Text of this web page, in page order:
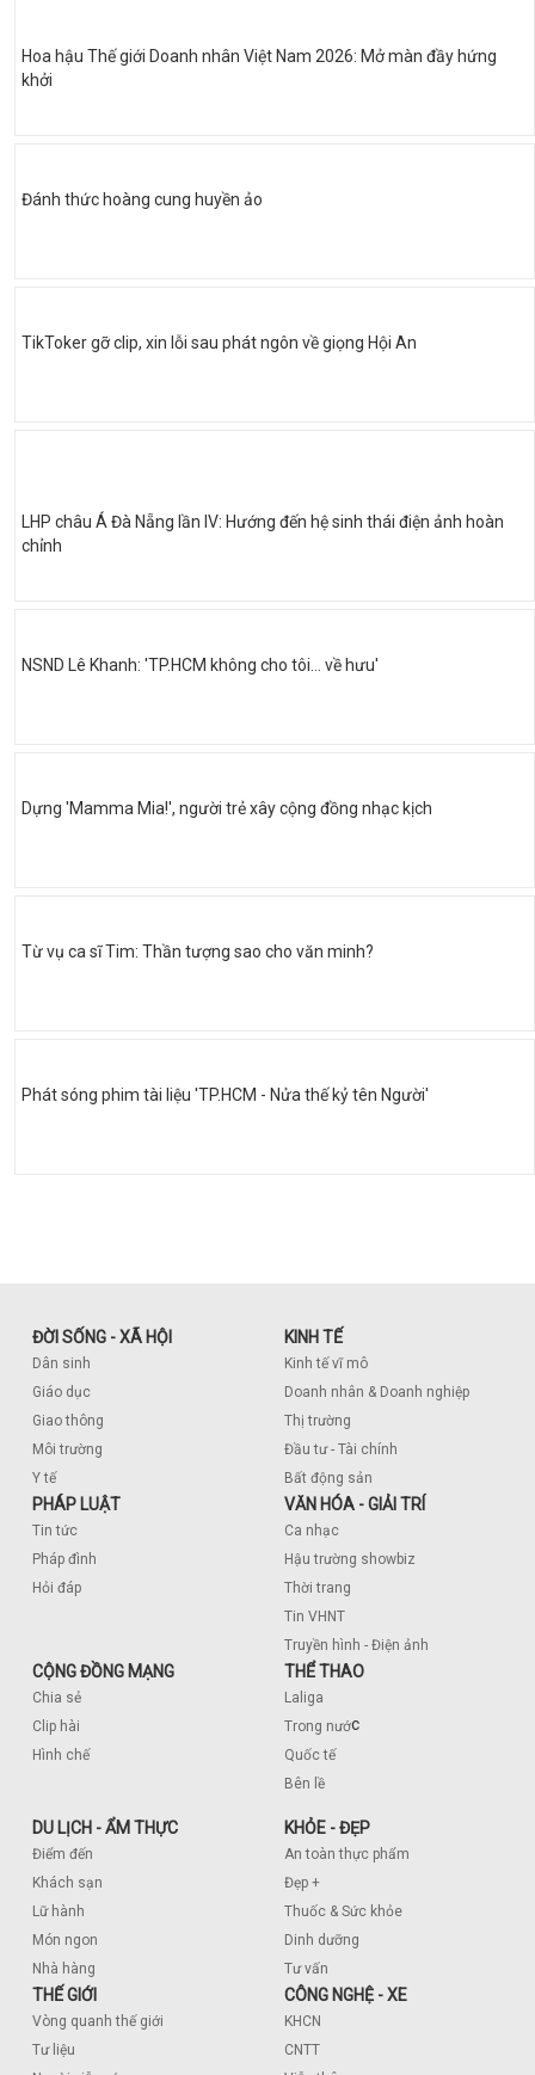
Hoa hậu Thế giới Doanh nhân Việt Nam 2026: Mở màn đầy hứng
khởi
Đánh thức hoàng cung huyền ảo
TikToker gỡ clip, xin lỗi sau phát ngôn về giọng Hội An
LHP châu Á Đà Nẵng lần IV: Hướng đến hệ sinh thái điện ảnh hoàn
chỉnh
NSND Lê Khanh: 'TP.HCM không cho tôi… về hưu'
Dựng 'Mamma Mia!', người trẻ xây cộng đồng nhạc kịch
Từ vụ ca sĩ Tim: Thần tượng sao cho văn minh?
Phát sóng phim tài liệu 'TP.HCM - Nửa thế kỷ tên Người'
ĐỜI SỐNG - XÃ HỘI
Dân sinh
Giáo dục
Giao thông
Môi trường
Y tế
KINH TẾ
Kinh tế vĩ mô
Doanh nhân & Doanh nghiệp
Thị trường
Đầu tư - Tài chính
Bất động sản
PHÁP LUẬT
Tin tức
Pháp đình
Hỏi đáp
VĂN HÓA - GIẢI TRÍ
Ca nhạc
Hậu trường showbiz
Thời trang
Tin VHNT
Truyền hình - Điện ảnh
CỘNG ĐỒNG MẠNG
Chia sẻ
Clip hài
Hình chế
THỂ THAO
Laliga
Trong nước
Quốc tế
Bên lề
DU LỊCH - ẨM THỰC
Điểm đến
Khách sạn
Lữ hành
Món ngon
Nhà hàng
KHỎE - ĐẸP
An toàn thực phẩm
Đẹp +
Thuốc & Sức khỏe
Dinh dưỡng
Tư vấn
THẾ GIỚI
Vòng quanh thế giới
Tư liệu
CÔNG NGHỆ - XE
KHCN
CNTT